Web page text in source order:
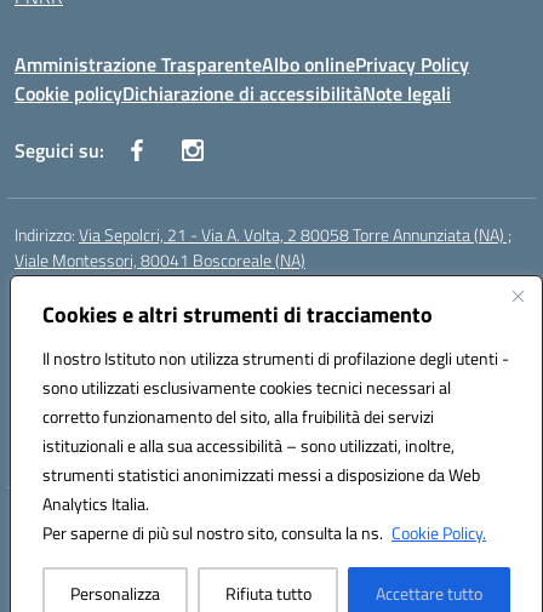
Cookies e altri strumenti di tracciamento
Il nostro Istituto non utilizza strumenti di profilazione degli utenti -
sono utilizzati esclusivamente cookies tecnici necessari al
corretto funzionamento del sito, alla fruibilità dei servizi
istituzionali e alla sua accessibilità – sono utilizzati, inoltre,
strumenti statistici anonimizzati messi a disposizione da Web
Analytics Italia.
Per saperne di più sul nostro sito, consulta la ns. Cookie Policy.
Personalizza Rifiuta tutto Accettare tutto
Amministrazione TrasparenteAlbo onlinePrivacy Policy
Cookie policyDichiarazione di accessibilitàNote legali
Seguici su:
Indirizzo:Via Sepolcri, 21 - Via A. Volta, 2 80058 Torre Annunziata (NA) ;
Viale Montessori, 80041 Boscoreale (NA)
Centralino:
Posta elettronica certificata (PEC):nais04100b@pec.istruzione.it
Codice fiscale: 82008750638
Codice meccanografico:NAIS04100B
Codice Indice delle Pubbliche Amministrazioni (IPA): istsc_nais04100b
Codice unico di fatturazione (CUF): UFELOU
Hosting & Powered by 3D Solution S.r.l.
Concept & Design by Designers Italia